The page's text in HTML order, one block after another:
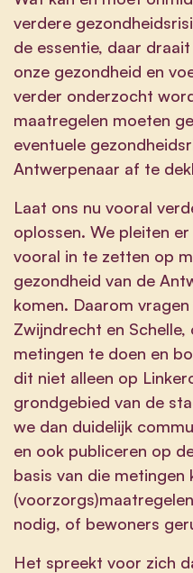
verdere
de essentie, daar
onze gezondheid en
verder onderzocht
maatregelen moeten
eventuele
Antwerpenaar af te
Laat ons nu vooral
oplossen. We pleiten
vooral in te zetten op
gezondheid van de
komen. Daarom
Zwijndrecht en
metingen te doen en
dit niet alleen op
grondgebied van de
we dan duidelijk
en ook publiceren op
basis van die
nodig, of bewoners
Het spreekt voor zich